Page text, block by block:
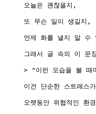
오늘은 괜찮을지,
또 무슨 일이 생길지,
언제 화를 낼지 알 수
그래서 글 속의 이 문
> "이런 모습을 볼 때
이건 단순한 스트레스
오랫동안 위협적인 환